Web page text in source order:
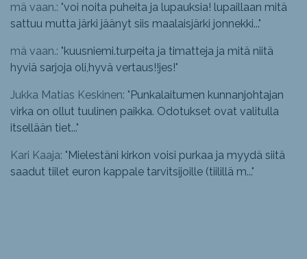
mä vaan.: "voi noita puheita ja lupauksia! lupaillaan mitä
sattuu mutta järki jäänyt siis maalaisjärki jonnekki..."
mä vaan.: "kuusniemi.turpeita ja timatteja ja mitä niitä
hyviä sarjoja oli,hyvä vertaus!!jes!"
Jukka Matias Keskinen: "Punkalaitumen kunnanjohtajan
virka on ollut tuulinen paikka. Odotukset ovat valitulla
itsellään tiet..."
Kari Kaaja: "Mielestäni kirkon voisi purkaa ja myydä siitä
saadut tiilet euron kappale tarvitsijoille (tiilillä m..."